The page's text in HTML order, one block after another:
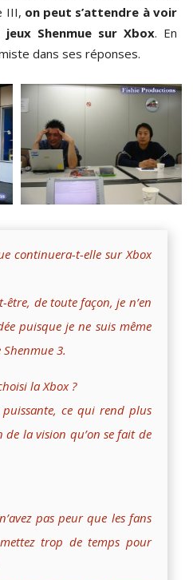
III, on peut s’attendre à voir
Shenmue sur Xbox. En
dans ses réponses.
continuera-t-elle sur Xbox
être, de toute façon, je n’en
puisque je ne suis même
3.
la Xbox ?
puissante, ce qui rend plus
la vision qu’on se fait de
pas peur que les fans
trop de temps pour